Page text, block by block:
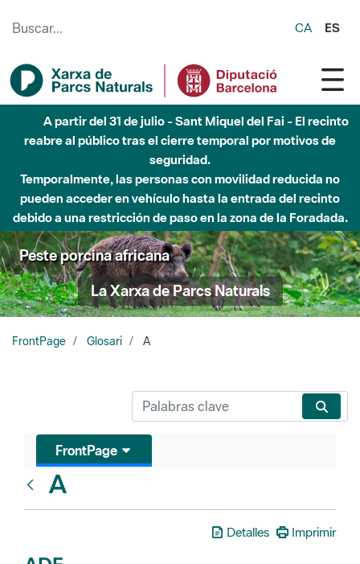
CA ES
A partir del 31 de julio - Sant Miquel del Fai - El recinto
reabre al público tras el cierre temporal por motivos de
seguridad.
Temporalmente, las personas con movilidad reducida no
pueden acceder en vehículo hasta la entrada del recinto
debido a una restricción de paso en la zona de la Foradada.
Peste porcina africana
La Xarxa de Parcs Naturals
FrontPage Glosari A
FrontPage
A
Detalles Imprimir